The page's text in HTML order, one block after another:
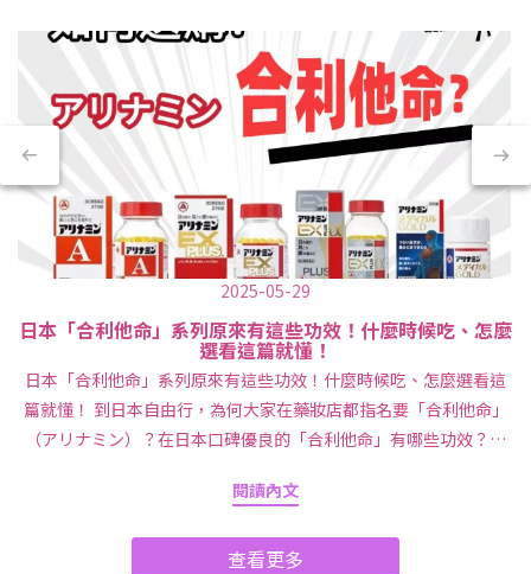
2025-05-29
日本「合利他命」系列原來有這些功效！什麼時候吃、怎麼
選看這篇就懂！
日本「合利他命」系列原來有這些功效！什麼時候吃、怎麼選看這
篇就懂！ 到日本自由行，為何大家在藥妝店都指名要「合利他命」
（アリナミン）？在日本口碑優良的「合利他命」有哪些功效？這
得起時代考驗不是沒有原因，這次要來公開「合利他命」系列商品
紹！ 「合利他命」其實有這些效用！4大特點公開 ①「合利他命」
閱讀內文
查看更多